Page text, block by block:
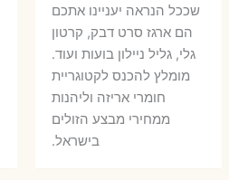
שככל הנראה יעניינו אתכם
הם ארגז סרט דבק, קרטון
גלי, גליל ניילון בועות ועוד.
מומלץ להכנס לקטוגריית
חומרי אריזה וליהנות
ממחירי מבצע הזולים
בישראל.